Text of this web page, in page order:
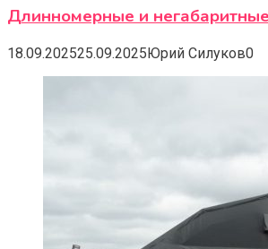
Длинномерные и
18.09.202525.09.2025Юрий Силуков0